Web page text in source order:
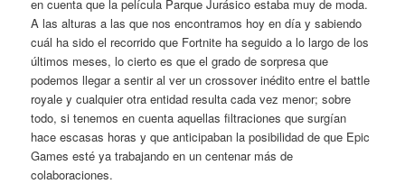
en cuenta que la película Parque Jurásico estaba muy de moda.
A las alturas a las que nos encontramos hoy en día y sabiendo
cuál ha sido el recorrido que Fortnite ha seguido a lo largo de los
últimos meses, lo cierto es que el grado de sorpresa que
podemos llegar a sentir al ver un crossover inédito entre el battle
royale y cualquier otra entidad resulta cada vez menor; sobre
todo, si tenemos en cuenta aquellas filtraciones que surgían
hace escasas horas y que anticipaban la posibilidad de que Epic
Games esté ya trabajando en un centenar más de
colaboraciones.